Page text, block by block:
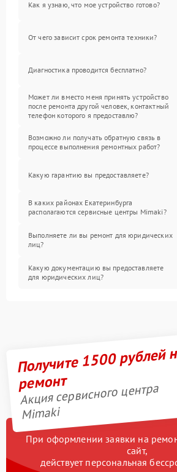
Как я узнаю, что мое устройство готово?
От чего зависит срок ремонта техники?
Диагностика проводится бесплатно?
Может ли вместо меня принять устройство
после ремонта другой человек, контактный
телефон которого я предоставлю?
Возможно ли получать обратную связь в
процессе выполнения ремонтных работ?
Какую гарантию вы предоставляете?
В каких районах Екатеринбурга
располагаются сервисные центры Mimaki?
Выполняете ли вы ремонт для юридических
лиц?
Какую документацию вы предоставляете
для юридических лиц?
Получите 1500 рублей
ремонт
Акция сервисного центра
Mimaki
При оформлении заявки на
сайт,
действует персональная